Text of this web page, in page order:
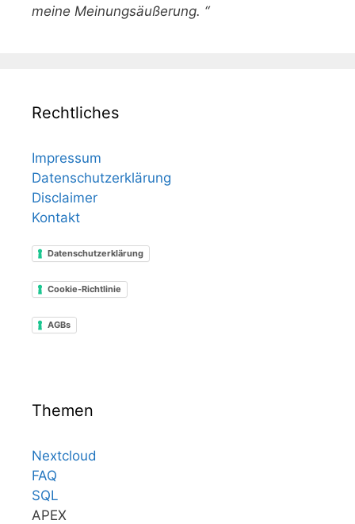
meine Meinungsäußerung. “
Rechtliches
Impressum
Datenschutzerklärung
Disclaimer
Kontakt
Datenschutzerklärung
Cookie-Richtlinie
AGBs
Themen
Nextcloud
FAQ
SQL
APEX